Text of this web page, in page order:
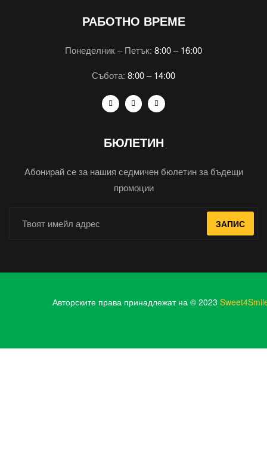
РАБОТНО ВРЕМЕ
Понеделник – Петък: 8:00 – 16:00
Събота: 8:00 – 14:00
БЮЛЕТИН
Абонирай се за нашия седмичен бюлетин за бъдещи
промоции
ЗАПИС
Авторските права принадлежат на © 2023